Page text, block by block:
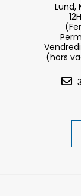
Lund,
(hors